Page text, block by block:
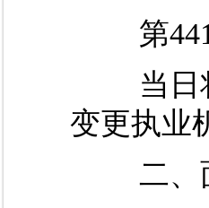
第441
当日将
变更执业
二、